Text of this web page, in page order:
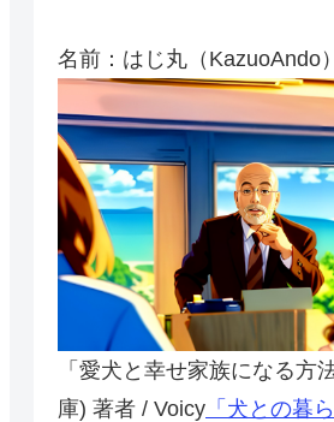
名前：はじ丸（KazuoAndo）
「愛犬と幸せ家族になる方
庫) 著者 / Voicy 「犬との暮ら